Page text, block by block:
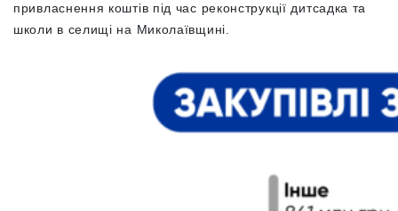
привласнення коштів під час реконструкції дитсадка та
школи в селищі на Миколаївщині.